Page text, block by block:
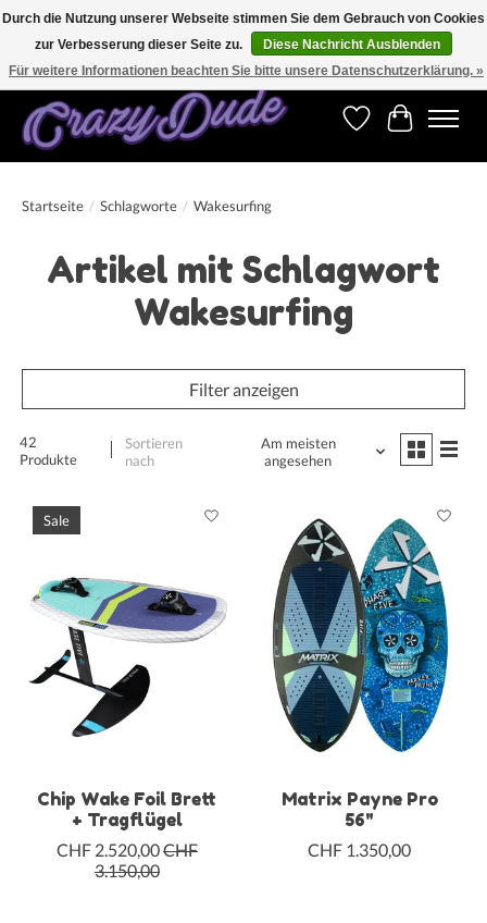
Versandkostenfrei bestellen ab CHF 200.00 in der Schweiz und ab EUR 250.00 in den
meisten Ländern weltweit.
Wunschzettel
Ihr
Startseite / Schlagworte / Wakesurfing
Artikel mit Schlagwort
Wakesurfing
Filter anzeigen
42
Produkte
Sortieren
nach
Am meisten
angesehen
Sale
Chip Wake Foil Brett
+ Tragflügel
CHF 2.520,00CHF
3.150,00
Matrix Payne Pro
56"
CHF 1.350,00
Durch die Nutzung unserer Webseite stimmen Sie dem Gebrauch von Cookies
zur Verbesserung dieser Seite zu.
Diese Nachricht Ausblenden
Für weitere Informationen beachten Sie bitte unsere Datenschutzerklärung. »